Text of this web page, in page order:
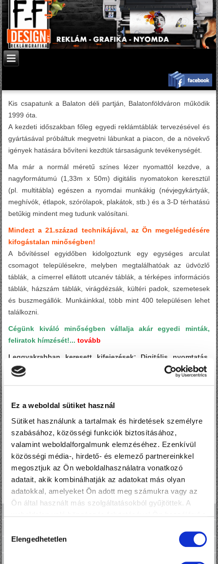
Ez a weboldal sütiket használ
Sütiket használunk a tartalmak és hirdetések személyre
szabásához, közösségi funkciók biztosításához,
valamint weboldalforgalmunk elemzéséhez. Ezenkívül
közösségi média-, hirdető- és elemező partnereinkkel
megosztjuk az Ön weboldalhasználatra vonatkozó
adatait, akik kombinálhatják az adatokat más olyan
adatokkal, amelyeket Ön adott meg számukra vagy az
Ön által használt más szolgáltatásokból gyűjtöttek. A
kiválasztása
Elengedhetetlen
Kis csapatunk a Balaton déli partján, Balatonföldváron működik
1999 óta.
A kezdeti időszakban főleg egyedi reklámtáblák tervezésével és
gyártásával próbáltuk megvetni lábunkat a piacon, de a növekvő
igények hatására bővíteni kezdtük társaságunk tevékenységét.
Ma már a normál méretű színes lézer nyomattól kezdve, a
nagyformátumú (1,33m x 50m) digitális nyomatokon keresztül
(pl. multitábla) egészen a nyomdai munkákig (névjegykártyák,
meghívók, étlapok, szórólapok, plakátok, stb.) és a 3-D térhatású
betűkig mindent meg tudunk valósítani.
Mindezt a 21.század technikájával, az Ön megelégedésére
kifogástalan minőségben!
A bővítéssel egyidőben kidolgoztunk egy egységes arculat
csomagot településekre, melyben megtalálhatóak az üdvözlő
táblák, a címerrel ellátott utcanév táblák, a térképes információs
táblák, házszám táblák, virágdézsák, kültéri padok, szemetesek
és buszmegállók. Munkáinkkal, több mint 400 településen lehet
találkozni.
Cégünk kiváló minőségben vállalja akár egyedi minták,
feliratok hímzését!...tovább
Leggyakrabban keresett kifejezések: Digitális nyomtatás,
fóliavágás, poszter, reklámtábla, matrica, falmatrica készítés
Balatonföldváron. Plakát, molinó, vászon, reklámdekoráció
3D REKLÁMOK